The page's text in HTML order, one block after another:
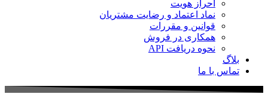
احراز هویت
نماد اعتماد و رضایت مشتریان
قوانین و مقررات
همکاری در فروش
نحوه دریافت API
با ما